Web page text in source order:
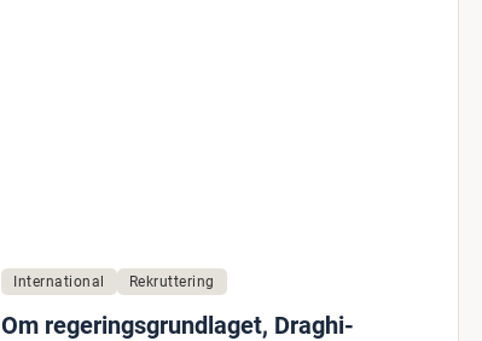
International Rekruttering
Om regeringsgrundlaget, Draghi-